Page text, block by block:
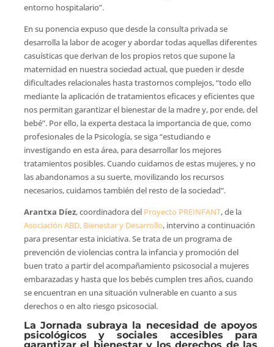
entorno hospitalario”.
En su ponencia expuso que desde la consulta privada se
desarrolla la labor de acoger y abordar todas aquellas diferentes
casuísticas que derivan de los propios retos que supone la
maternidad en nuestra sociedad actual, que pueden ir desde
dificultades relacionales hasta trastornos complejos, “todo ello
mediante la aplicación de tratamientos eficaces y eficientes que
nos permitan garantizar el bienestar de la madre y, por ende, del
bebé”. Por ello, la experta destaca la importancia de que, como
profesionales de la Psicología, se siga “estudiando e
investigando en esta área, para desarrollar los mejores
tratamientos posibles. Cuando cuidamos de estas mujeres, y no
las abandonamos a su suerte, movilizando los recursos
necesarios, cuidamos también del resto de la sociedad”.
Arantxa Díez, coordinadora del Proyecto PREINFANT, de la
Asociación ABD, Bienestar y Desarrollo, intervino a continuación
para presentar esta iniciativa. Se trata de un programa de
prevención de violencias contra la infancia y promoción del
buen trato a partir del acompañamiento psicosocial a mujeres
embarazadas y hasta que los bebés cumplen tres años, cuando
se encuentran en una situación vulnerable en cuanto a sus
derechos o en alto riesgo psicosocial.
La Jornada subraya la necesidad de apoyos
psicológicos y sociales accesibles para